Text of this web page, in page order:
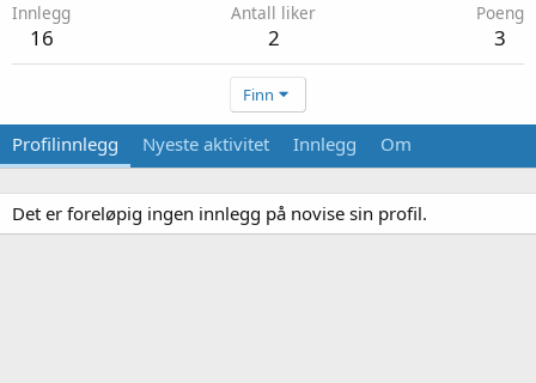
Innlegg
16
Antall liker
2
Poeng
3
Finn
Profilinnlegg Nyeste aktivitet Innlegg Om
Det er foreløpig ingen innlegg på novise sin profil.